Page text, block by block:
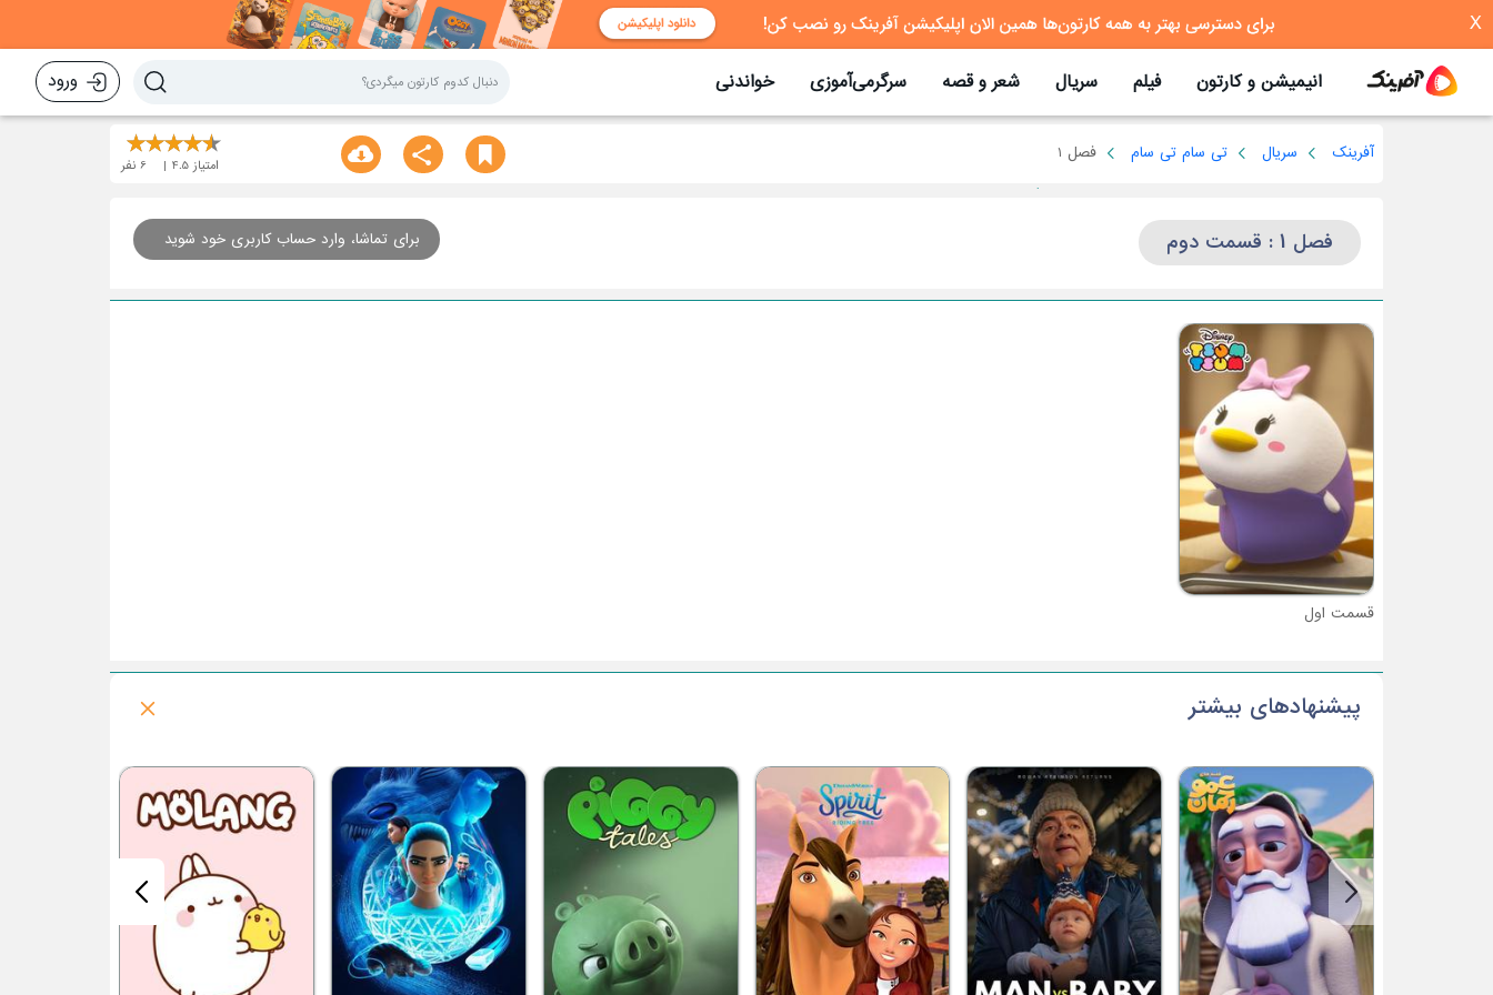
X
انیمیشن و کارتون فیلم سریال شعر و قصه سرگرمی‌آموزی خواندنی ورود
آفرینک سریال تی سام تی سام فصل 1
امتیاز 4.5
6 نفر
فصل 1 : قسمت دوم برای تماشا، وارد حساب کاربری خود شوید
قسمت اول
پیشنهادهای بیشتر